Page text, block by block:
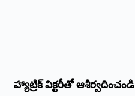
హ్యాట్రిక్‌ ‌విక్టరీతో ఆశీర్వదించండి